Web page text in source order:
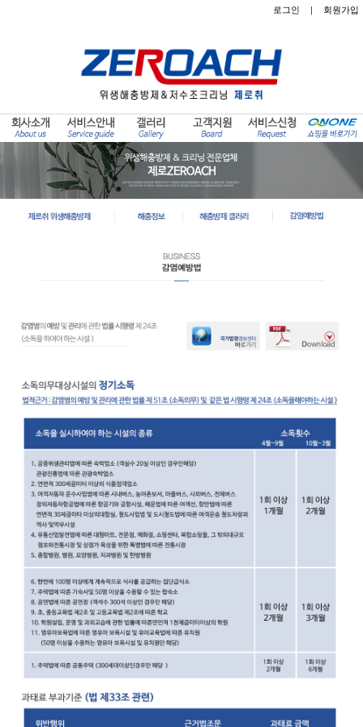
로그인 | 회원가입